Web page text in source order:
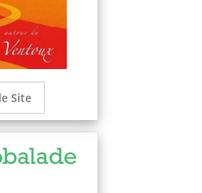
Site